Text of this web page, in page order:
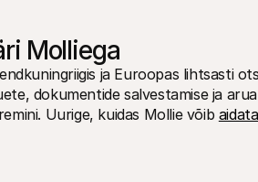
Molliega
ja Euroopas lihtsasti
dokumentide salvestamise ja
Uurige, kuidas Mollie võib